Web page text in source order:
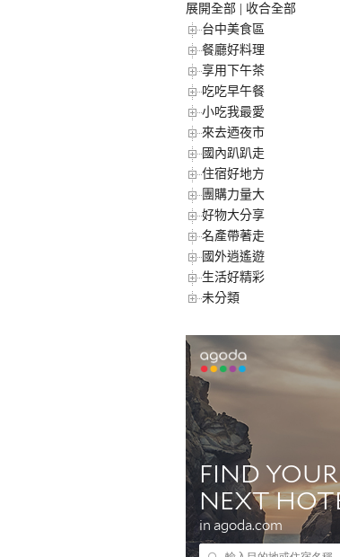
展開全部
收合全部
台中美食區
餐廳好料理
享用下午茶
吃吃早午餐
小吃我最愛
來去迺夜市
國內趴趴走
住宿好地方
團購力量大
好物大分享
名產帶著走
國外逍遙遊
生活好精彩
未分類